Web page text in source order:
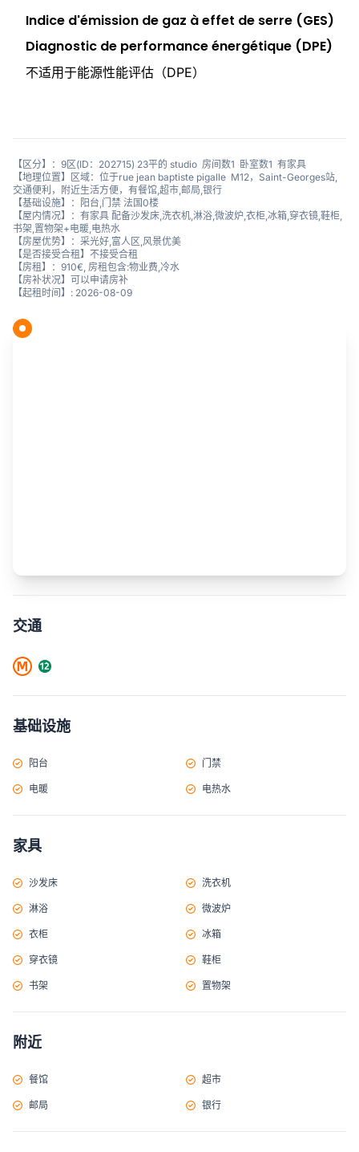
Indice d'émission de gaz à effet de serre (GES)
Diagnostic de performance énergétique (DPE)
不适用于能源性能评估（DPE）
【区分】：9区(ID：202715) 23平的 studio 房间数1 卧室数1 有家具
【地理位置】区域：位于rue jean baptiste pigalle M12，Saint-Georges站,
交通便利，附近生活方便，有餐馆,超市,邮局,银行
【基础设施】：阳台,门禁 法国0楼
【屋内情况】：有家具 配备沙发床,洗衣机,淋浴,微波炉,衣柜,冰箱,穿衣镜,鞋柜,
书架,置物架+电暖,电热水
【房屋优势】：采光好,富人区,风景优美
【是否接受合租】不接受合租
【房租】：910€, 房租包含:物业费,冷水
【房补状况】可以申请房补
【起租时间】: 2026-08-09
交通
基础设施
阳台 门禁
电暖 电热水
家具
沙发床 洗衣机
淋浴 微波炉
衣柜 冰箱
穿衣镜 鞋柜
书架 置物架
附近
餐馆 超市
邮局 银行